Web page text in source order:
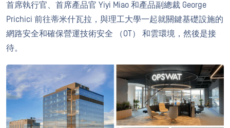
首席執行官、首席產品官 Yiyi Miao 和產品副總裁 George
Prichici 前往蒂米什瓦拉，與理工大學一起就關鍵基礎設施的
網路安全和確保營運技術安全 （OT） 和雲環境，然後是接
待。